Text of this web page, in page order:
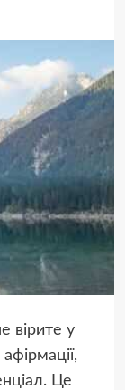
вірите у
Це